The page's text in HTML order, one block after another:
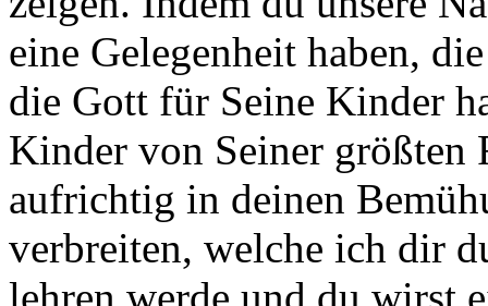
eine Gelegenheit haben,
die Gott für Seine Kinder
Kinder von Seiner größten
aufrichtig in deinen
verbreiten, welche ich dir